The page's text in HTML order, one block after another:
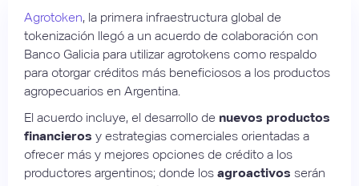
Agrotoken, la primera infraestructura global de
tokenización llegó a un acuerdo de colaboración con
Banco Galicia para utilizar agrotokens como respaldo
para otorgar créditos más beneficiosos a los productos
agropecuarios en Argentina.
El acuerdo incluye, el desarrollo de nuevos productos
financieros y estrategias comerciales orientadas a
ofrecer más y mejores opciones de crédito a los
productores argentinos; donde los agroactivos serán